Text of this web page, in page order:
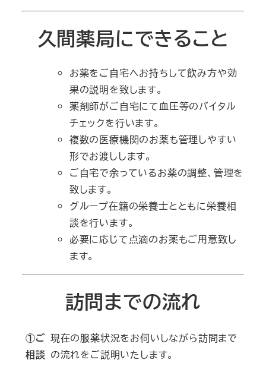
久間薬局にできること
お薬をご自宅へお持ちして飲み方や効
果の説明を致します。
薬剤師がご自宅にて血圧等のバイタル
チェックを行います。
複数の医療機関のお薬も管理しやすい
形でお渡しします。
ご自宅で余っているお薬の調整、管理を
致します。
グループ在籍の栄養士とともに栄養相
談を行います。
必要に応じて点滴のお薬もご用意致し
ます。
訪問までの流れ
①ご
相談
現在の服薬状況をお伺いしながら訪問まで
の流れをご説明いたします。